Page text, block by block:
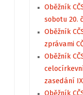
Oběžník
sobotu 20.
Oběžník
zprávami
Oběžník
zasedání
Oběžník